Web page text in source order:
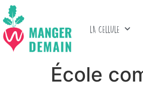
LA CELLULE
École